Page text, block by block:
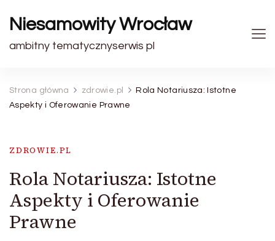
Niesamowity Wrocław
ambitny tematycznyserwis pl
Strona główna zdrowie.pl
Rola Notariusza: Istotne
Aspekty i Oferowanie Prawne
ZDROWIE.PL
Rola Notariusza: Istotne
Aspekty i Oferowanie
Prawne